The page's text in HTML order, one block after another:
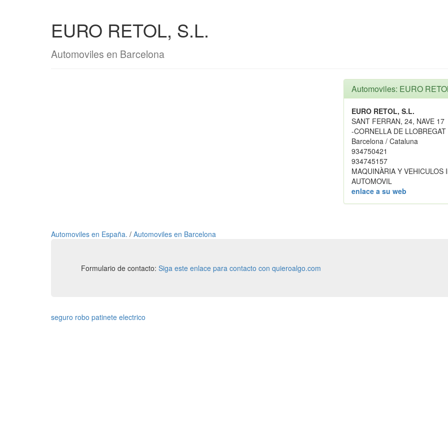
EURO RETOL, S.L.
Automoviles en Barcelona
Automoviles: EURO
EURO RETOL, S.L.
SANT FERRAN, 24, NAVE 17
-CORNELLA DE LLOBREGAT
Barcelona / Cataluna
934750421
934745157
MAQUINÀRIA Y VEHICULOS
AUTOMOVIL
enlace a su web
Automoviles en España. / Automoviles en Barcelona
Formulario de contacto: Siga este enlace para contacto con quieroalgo.com
seguro robo patinete electrico